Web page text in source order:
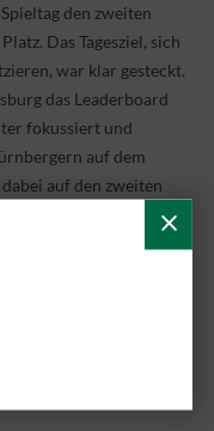
den zweiten
Das Tagesziel, sich
war klar gesteckt.
das Leaderboard
fokussiert und
auf dem
auf den zweiten